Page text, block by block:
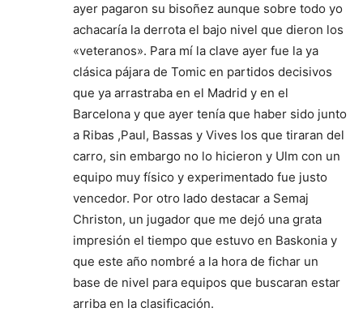
ayer pagaron su bisoñez aunque sobre todo yo
achacaría la derrota el bajo nivel que dieron los
«veteranos». Para mí la clave ayer fue la ya
clásica pájara de Tomic en partidos decisivos
que ya arrastraba en el Madrid y en el
Barcelona y que ayer tenía que haber sido junto
a Ribas ,Paul, Bassas y Vives los que tiraran del
carro, sin embargo no lo hicieron y Ulm con un
equipo muy físico y experimentado fue justo
vencedor. Por otro lado destacar a Semaj
Christon, un jugador que me dejó una grata
impresión el tiempo que estuvo en Baskonia y
que este año nombré a la hora de fichar un
base de nivel para equipos que buscaran estar
arriba en la clasificación.